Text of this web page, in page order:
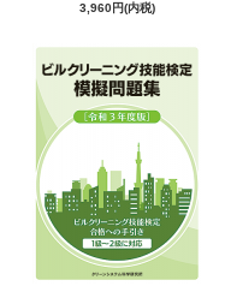
3,960円(内税)